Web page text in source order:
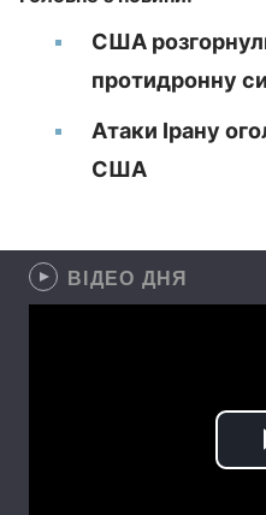
США
протидронну
Атаки Ірану
США
ВІДЕО ДНЯ